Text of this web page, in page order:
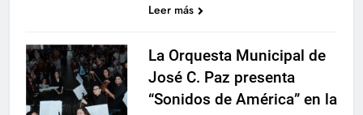
Leer más
La Orquesta Municipal de
José C. Paz presenta
“Sonidos de América” en la